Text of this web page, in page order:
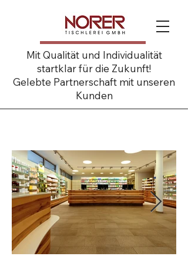
Mit Qualität und Individualität
startklar für die Zukunft!
Gelebte Partnerschaft mit unseren
Kunden